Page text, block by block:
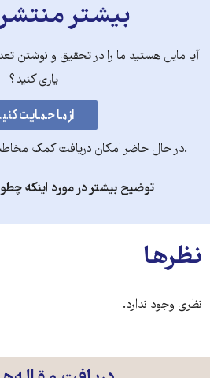
بیشتر
آیا مایل هستید ما را در تحقیق و نوشتن
یاری کنید؟
.در حال حاضر امکان دریافت کمک
توضیح بیشتر در مورد اینکه
نظرها
نظری وجود ندارد.